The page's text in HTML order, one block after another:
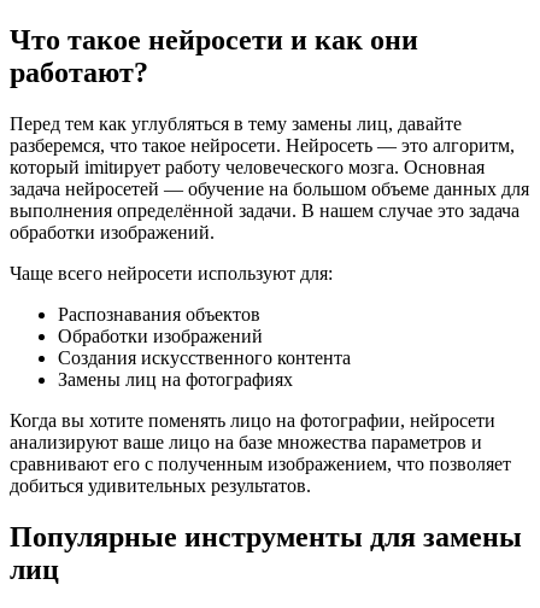
Что такое нейросети и как они
работают?
Перед тем как углубляться в тему замены лиц, давайте
разберемся, что такое нейросети. Нейросеть — это алгоритм,
который imitирует работу человеческого мозга. Основная
задача нейросетей — обучение на большом объеме данных для
выполнения определённой задачи. В нашем случае это задача
обработки изображений.
Чаще всего нейросети используют для:
Распознавания объектов
Обработки изображений
Создания искусственного контента
Замены лиц на фотографиях
Когда вы хотите поменять лицо на фотографии, нейросети
анализируют ваше лицо на базе множества параметров и
сравнивают его с полученным изображением, что позволяет
добиться удивительных результатов.
Популярные инструменты для замены
лиц